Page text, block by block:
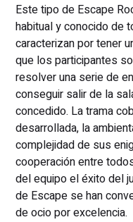
Este tipo de Escape
habitual y conocido de
caracterizan por tener
que los participantes
resolver una serie de
conseguir salir de la
concedido. La trama
desarrollada, la
complejidad de sus
cooperación entre
del equipo el éxito del
de Escape se han
de ocio por excelencia.